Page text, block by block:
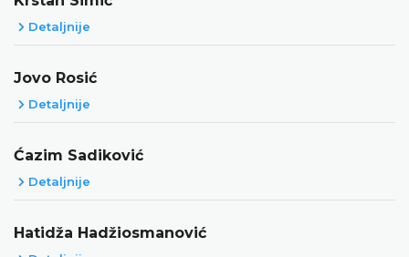
Detaljnije
Jovo Rosić
Detaljnije
Ćazim Sadiković
Detaljnije
Hatidža Hadžiosmanović